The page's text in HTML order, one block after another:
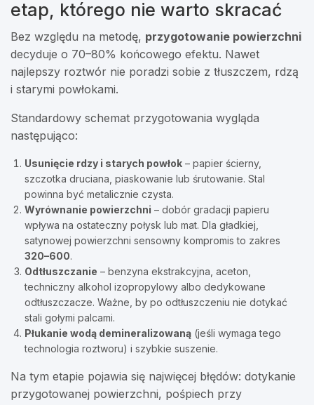
etap, którego nie warto skracać
Bez względu na metodę, przygotowanie powierzchni
decyduje o 70–80% końcowego efektu. Nawet
najlepszy roztwór nie poradzi sobie z tłuszczem, rdzą
i starymi powłokami.
Standardowy schemat przygotowania wygląda
następująco:
Usunięcie rdzy i starych powłok – papier ścierny,
szczotka druciana, piaskowanie lub śrutowanie. Stal
powinna być metalicznie czysta.
Wyrównanie powierzchni – dobór gradacji papieru
wpływa na ostateczny połysk lub mat. Dla gładkiej,
satynowej powierzchni sensowny kompromis to zakres
320–600.
Odtłuszczanie – benzyna ekstrakcyjna, aceton,
techniczny alkohol izopropylowy albo dedykowane
odtłuszczacze. Ważne, by po odtłuszczeniu nie dotykać
stali gołymi palcami.
Płukanie wodą demineralizowaną (jeśli wymaga tego
technologia roztworu) i szybkie suszenie.
Na tym etapie pojawia się najwięcej błędów: dotykanie
przygotowanej powierzchni, pośpiech przy